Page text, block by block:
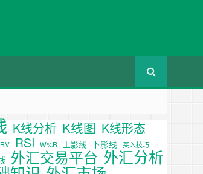
K线分析 K线图 K线形态
RSI W%R 上影线 下影线 买入技巧
外汇交易平台 外汇分析